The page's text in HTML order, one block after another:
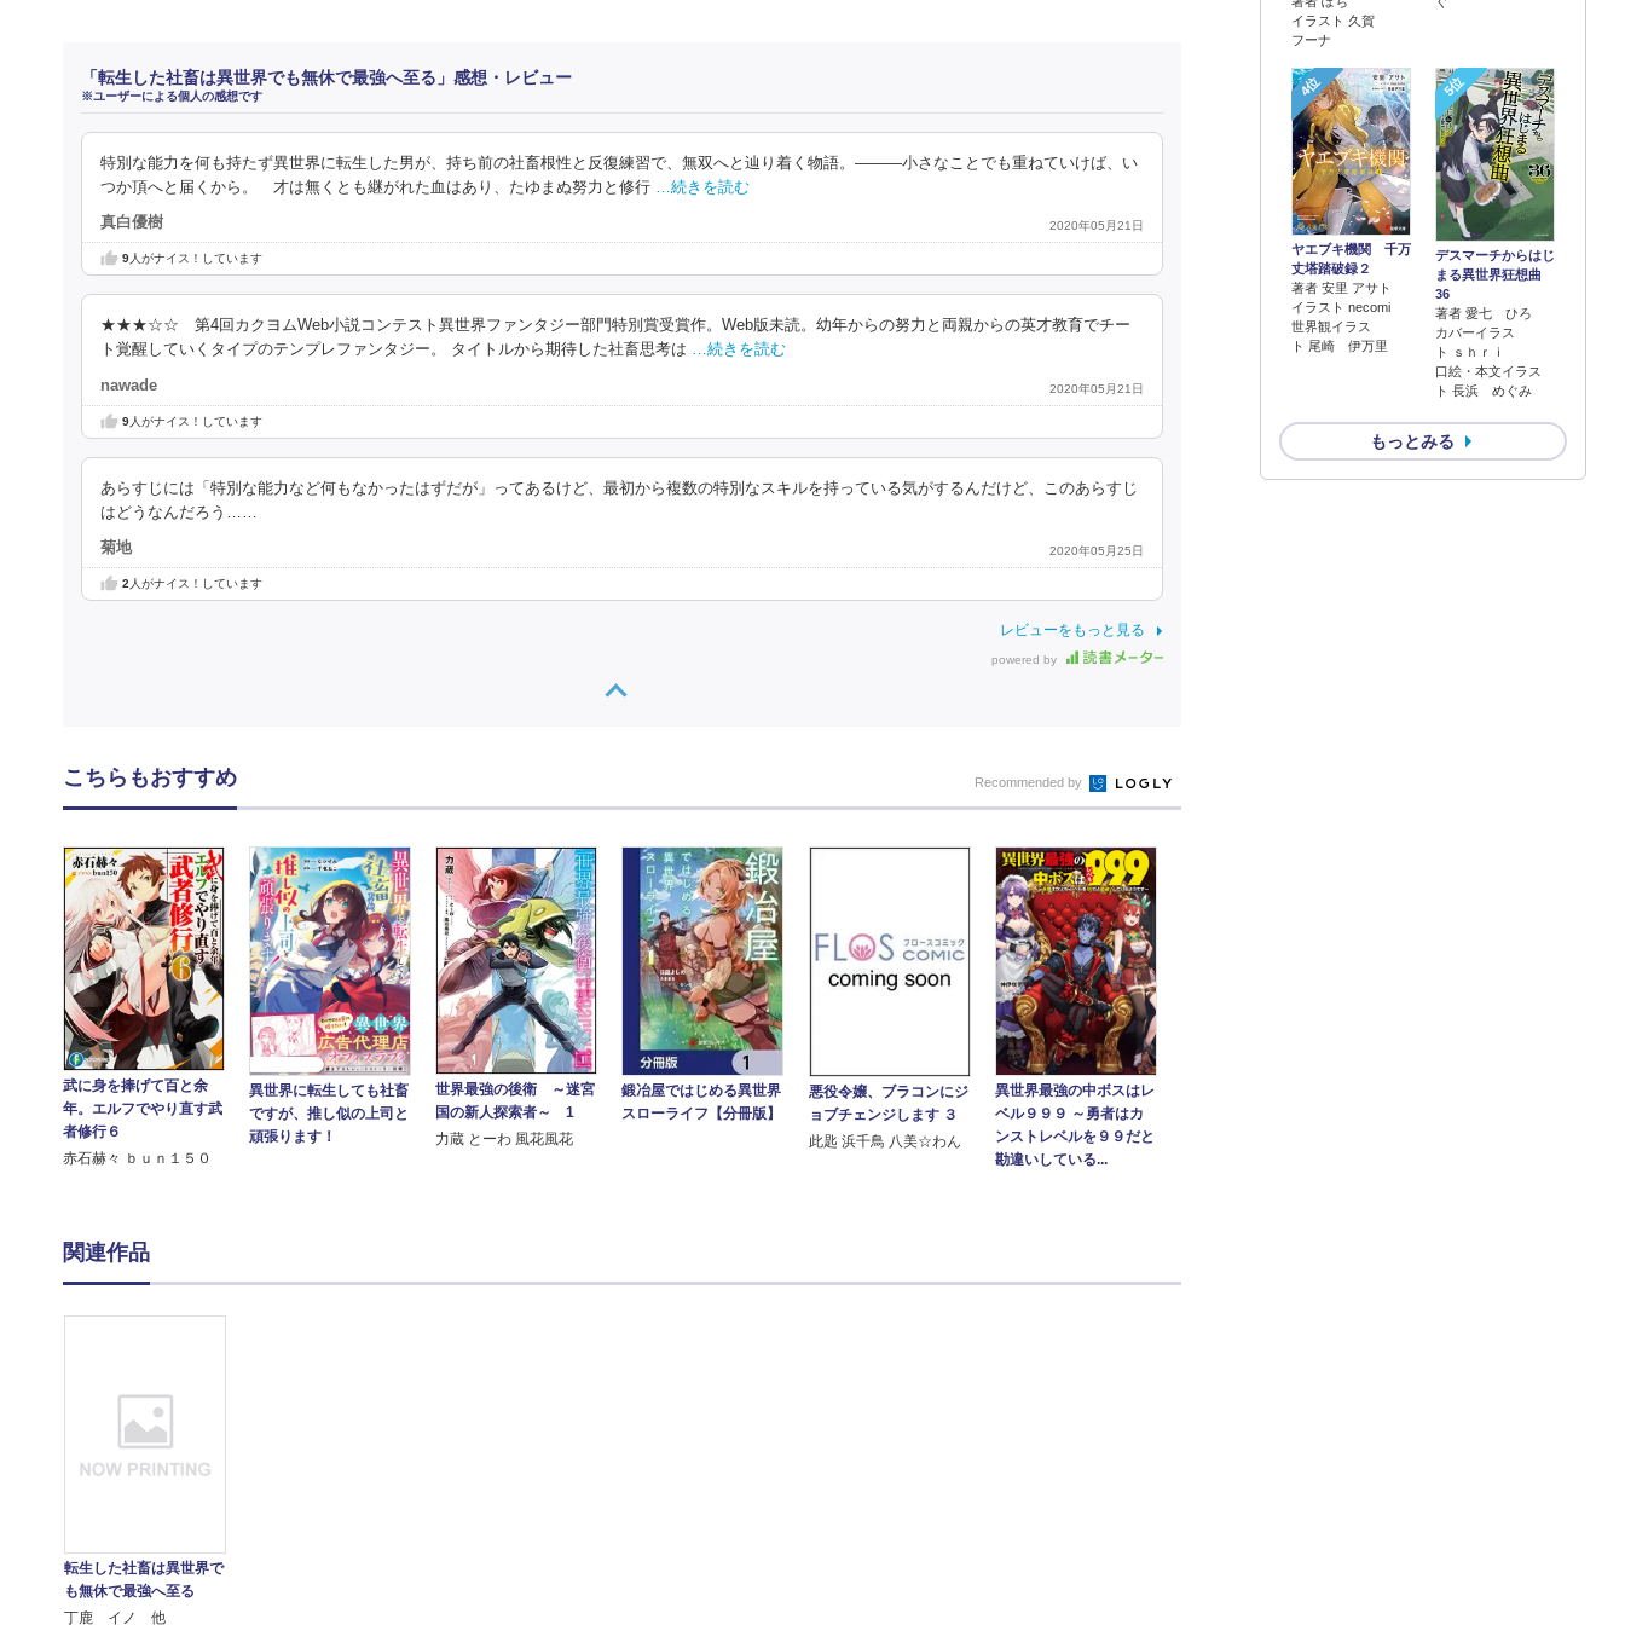
「転生した社畜は異世界でも無休で最強へ至る」感想・レビュー
※ユーザーによる個人の感想です
特別な能力を何も持たず異世界に転生した男が、持ち前の社畜根性と反復練習で、無双へと辿り着く物語。―――小さなことでも重ねていけば、い
つか頂へと届くから。 才は無くとも継がれた血はあり、たゆまぬ努力と修行
…続きを読む
真白優樹 2020年05月21日
9人がナイス！しています
★★★☆☆ 第4回カクヨムWeb小説コンテスト異世界ファンタジー部門特別賞受賞作。Web版未読。幼年からの努力と両親からの英才教育でチー
ト覚醒していくタイプのテンプレファンタジー。 タイトルから期待した社畜思考は …続きを読む
nawade 2020年05月21日
9人がナイス！しています
あらすじには「特別な能力など何もなかったはずだが」ってあるけど、最初から複数の特別なスキルを持っている気がするんだけど、このあらすじ
はどうなんだろう……
菊地 2020年05月25日
2人がナイス！しています
レビューをもっと見る
powered by
イラスト 久賀
フーナ
4位
ヤエブキ機関 千万
丈塔踏破録２
著者 安里 アサト
イラスト necomi
世界観イラス
ト 尾崎 伊万里
5位
デスマーチからはじ
まる異世界狂想曲
36
著者 愛七 ひろ
カバーイラス
ト ｓｈｒｉ
口絵・本文イラス
ト 長浜 めぐみ
もっとみる
こちらもおすすめ Recommended by
武に身を捧げて百と余
年。エルフでやり直す武
者修行６
赤石赫々 ｂｕｎ１５０
異世界に転生しても社畜
ですが、推し似の上司と
頑張ります！
世界最強の後衛 ～迷宮
国の新人探索者～ 1
力蔵 とーわ 風花風花
鍛冶屋ではじめる異世界
スローライフ【分冊版】
悪役令嬢、ブラコンにジ
ョブチェンジします ３
此匙 浜千鳥 八美☆わん
異世界最強の中ボスはレ
ベル９９９ ～勇者はカ
ンストレベルを９９だと
勘違いしている...
関連作品
転生した社畜は異世界で
も無休で最強へ至る
丁鹿 イノ 他